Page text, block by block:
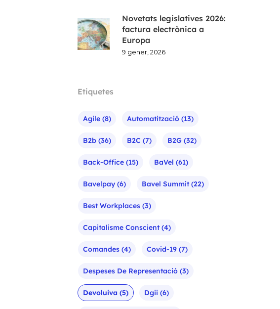
Novetats legislatives 2026:
factura electrònica a
Europa
9 gener, 2026
Etiquetes
Agile(8) Automatització(13)
B2b(36) B2C (7) B2G(32)
Back-Office(15) BaVel (61)
Bavelpay(6) Bavel Summit(22)
Best Workplaces(3)
Capitalisme Conscient(4)
Comandes(4) Covid-19(7)
Despeses De Representació(3)
Devoluiva (5) Dgii (6)